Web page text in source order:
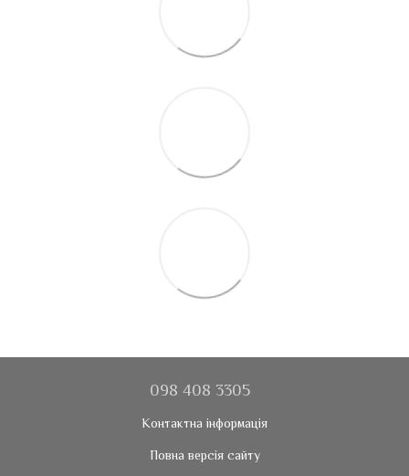
098 408 3305
Контактна інформація
Повна версія сайту